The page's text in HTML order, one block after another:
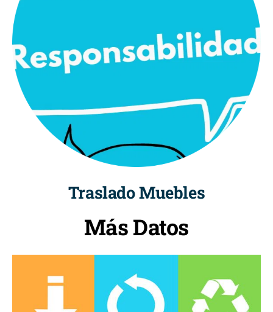
Traslado Muebles
Más Datos